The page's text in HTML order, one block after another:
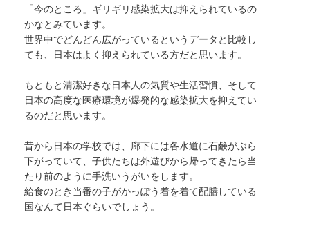
「今のところ」ギリギリ感染拡大は抑えられているの
かなとみています。
世界中でどんどん広がっているというデータと比較し
ても、日本はよく抑えられている方だと思います。
もともと清潔好きな日本人の気質や生活習慣、そして
日本の高度な医療環境が爆発的な感染拡大を抑えてい
るのだと思います。
昔から日本の学校では、廊下には各水道に石鹸がぶら
下がっていて、子供たちは外遊びから帰ってきたら当
たり前のように手洗いうがいをします。
給食のとき当番の子がかっぽう着を着て配膳している
国なんて日本ぐらいでしょう。